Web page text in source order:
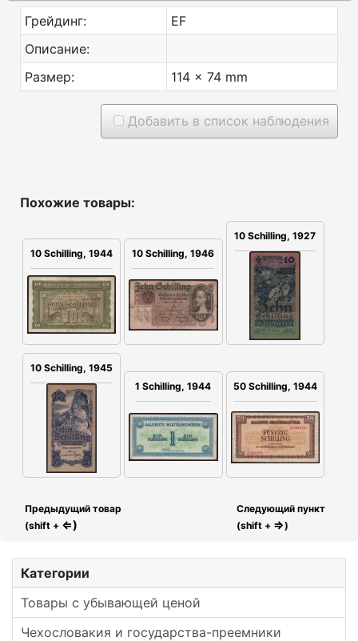
Категории
Товары с убывающей ценой
Чехословакия и государства-преемники
Грейдинг:
EF
Описание:
Размер:
114 x 74 mm
Добавить в список наблюдения
Похожие товары:
10 Schilling, 1944 10 Schilling, 1946
10 Schilling, 1927
10 Schilling, 1945
1 Schilling, 1944
50 Schilling, 1944
Предыдущий товар
(shift + ⇐)
Следующий пункт
(shift + ⇒)